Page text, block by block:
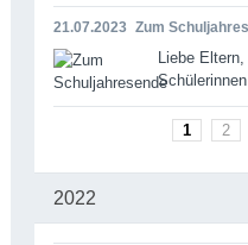
21.07.2023 Zum
Liebe
1 2
2022